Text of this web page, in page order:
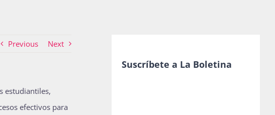
Previous Next
estudiantiles,
efectivos para
Suscríbete a La Boletina